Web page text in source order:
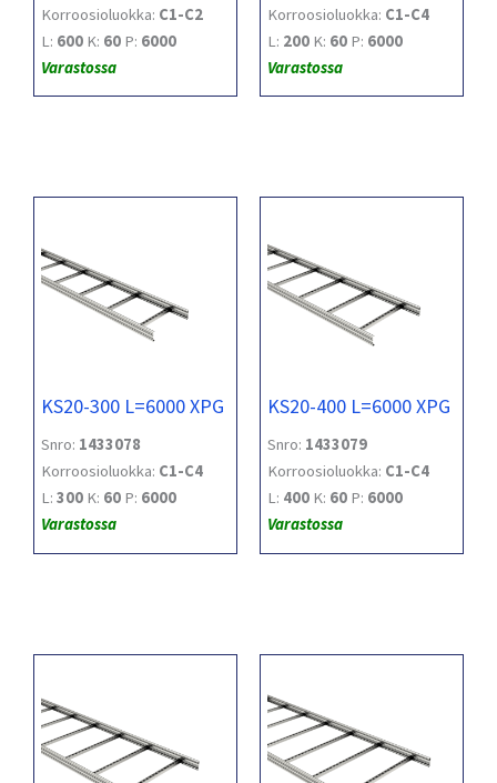
Korroosioluokka: C1-C2
L: 600 K: 60 P: 6000
Varastossa
Korroosioluokka: C1-C4
L: 200 K: 60 P: 6000
Varastossa
KS20-300 L=6000 XPG
Snro: 1433078
Korroosioluokka: C1-C4
L: 300 K: 60 P: 6000
Varastossa
KS20-400 L=6000 XPG
Snro: 1433079
Korroosioluokka: C1-C4
L: 400 K: 60 P: 6000
Varastossa